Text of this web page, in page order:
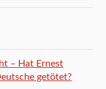
– Hat Ernest
getötet?